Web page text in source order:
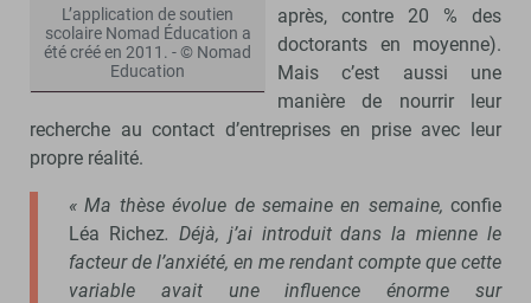
L’application de soutien
scolaire Nomad Éducation a
été créé en 2011. - © Nomad
Education
après, contre 20 % des
doctorants en moyenne).
Mais c’est aussi une
manière de nourrir leur
recherche au contact d’entreprises en prise avec leur
propre réalité.
« Ma thèse évolue de semaine en semaine, confie
Léa Richez. Déjà, j’ai introduit dans la mienne le
facteur de l’anxiété, en me rendant compte que cette
variable avait une influence énorme sur